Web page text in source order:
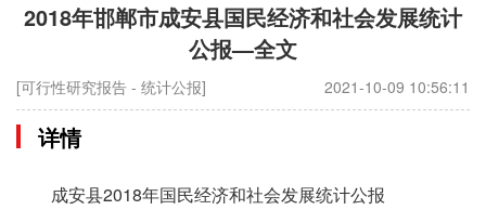
2018年邯郸市成安县国民经济和社会发展统计
公报—全文
[可行性研究报告 - 统计公报] 2021-10-09 10:56:11
详情
成安县2018年国民经济和社会发展统计公报